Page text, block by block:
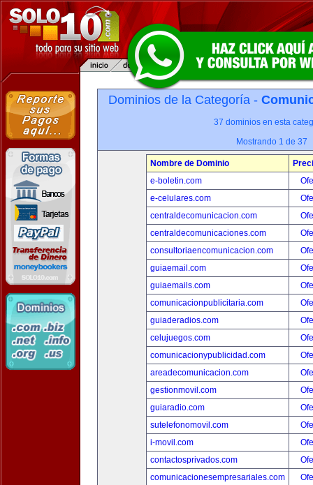
Dominios de la Categoría -
37 dominios en esta
Mostrando 1 de 37
Nombre de Dominio
e-boletin.com
e-celulares.com
centraldecomunicacion.com
centraldecomunicaciones.com
consultoriaencomunicacion.com
guiaemail.com
guiaemails.com
comunicacionpublicitaria.com
guiaderadios.com
celujuegos.com
comunicacionypublicidad.com
areadecomunicacion.com
gestionmovil.com
guiaradio.com
sutelefonomovil.com
i-movil.com
contactosprivados.com
comunicacionesempresariales.com